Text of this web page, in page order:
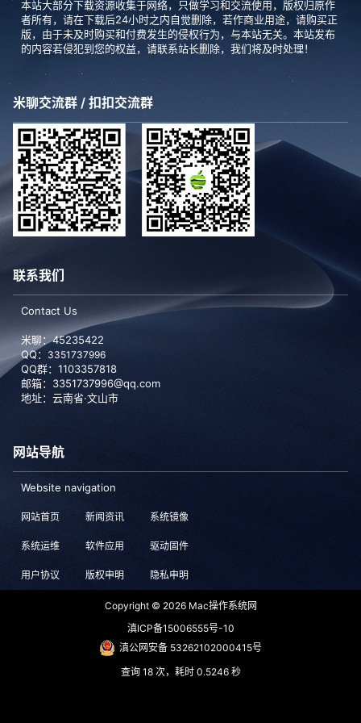
本站大部分下载资源收集于网络，只做学习和交流使用，版权归原作
者所有，请在下载后24小时之内自觉删除，若作商业用途，请购买正
版，由于未及时购买和付费发生的侵权行为，与本站无关。本站发布
的内容若侵犯到您的权益，请联系站长删除，我们将及时处理！
米聊交流群 / 扣扣交流群
联系我们
Contact Us
米聊：45235422
QQ： 3351737996
QQ群：1103357818
邮箱：3351737996@qq.com
地址：云南省·文山市
网站导航
Website navigation
网站首页 新闻资讯 系统镜像
系统运维 软件应用 驱动固件
用户协议 版权申明 隐私申明
Copyright © 2026Mac操作系统网
滇ICP备15006555号-10
滇公网安备 53262102000415号
查询 18 次，耗时 0.5246 秒